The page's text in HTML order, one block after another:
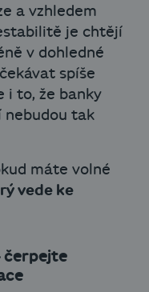
a vzhledem
je chtějí
v dohledné
spíše
i to, že banky
nebudou tak
máte volné
vede ke